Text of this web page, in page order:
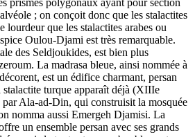
; on conçoit donc que les stalactites
lourdeur que les stalactites arabes ou
Oulou-Djami est très remarquable.
des Seldjoukides, est bien plus
La madrasa bleue, ainsi nommée à
est un édifice charmant, persan
turque apparaît déjà (XIIIe
Ala-ad-Din, qui construisit la mosquée
nomma aussi Emergeh Djamisi. La
un ensemble persan avec ses grands